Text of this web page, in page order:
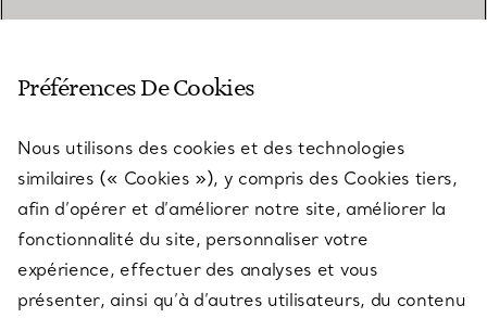
SERVICES
À PROPOS
Préférences De Cookies
Nous utilisons des cookies et des technologies
similaires (« Cookies »), y compris des Cookies tiers,
afin d’opérer et d’améliorer notre site, améliorer la
fonctionnalité du site, personnaliser votre
expérience, effectuer des analyses et vous
présenter, ainsi qu’à d’autres utilisateurs, du contenu